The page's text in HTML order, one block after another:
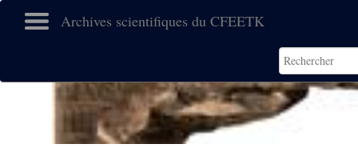
Archives scientifiques du CFEETK